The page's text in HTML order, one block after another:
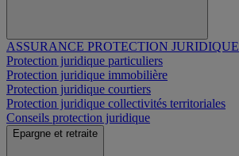
ASSURANCE PROTECTION JURIDIQUE
Protection juridique particuliers
Protection juridique immobilière
Protection juridique courtiers
Protection juridique collectivités territoriales
Conseils protection juridique
Epargne et retraite